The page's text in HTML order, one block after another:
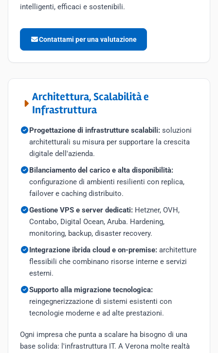
intelligenti, efficaci e sostenibili.
Contattami per una valutazione
Architettura, Scalabilità e
Infrastruttura
Progettazione di infrastrutture scalabili:soluzioni
architetturali su misura per supportare la crescita
digitale dell'azienda.
Bilanciamento del carico e alta disponibilità:
configurazione di ambienti resilienti con replica,
failover e caching distribuito.
Gestione VPS e server dedicati:Hetzner, OVH,
Contabo, Digital Ocean, Aruba. Hardening,
monitoring, backup, disaster recovery.
Integrazione ibrida cloud e on-premise:architetture
flessibili che combinano risorse interne e servizi
esterni.
Supporto alla migrazione tecnologica:
reingegnerizzazione di sistemi esistenti con
tecnologie moderne e ad alte prestazioni.
Ogni impresa che punta a scalare ha bisogno di una
base solida: l'infrastruttura IT. A Verona molte realtà